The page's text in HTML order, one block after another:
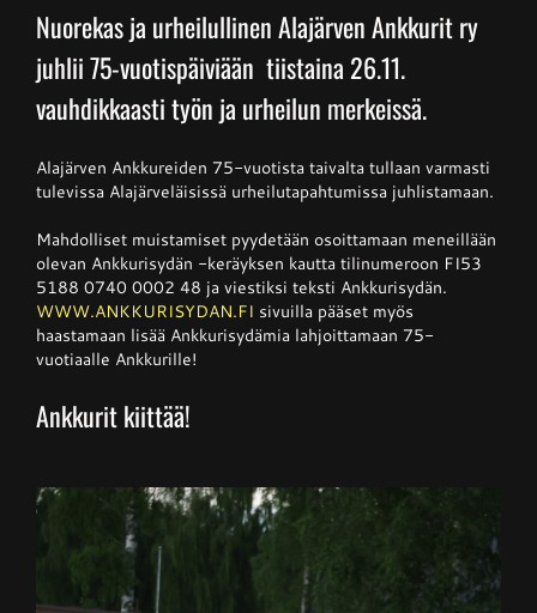
Junnupesis
Palvelut
Info
Nuorekas ja urheilullinen Alajärven Ankkurit ry
juhlii 75-vuotispäiviään tiistaina 26.11.
vauhdikkaasti työn ja urheilun merkeissä.
Alajärven Ankkureiden 75-vuotista taivalta tullaan varmasti
tulevissa Alajärveläisissä urheilutapahtumissa juhlistamaan.
Mahdolliset muistamiset pyydetään osoittamaan meneillään
olevan Ankkurisydän -keräyksen kautta tilinumeroon FI53
5188 0740 0002 48 ja viestiksi teksti Ankkurisydän.
WWW.ANKKURISYDAN.FI sivuilla pääset myös
haastamaan lisää Ankkurisydämia lahjoittamaan 75-
vuotiaalle Ankkurille!
Ankkurit kiittää!